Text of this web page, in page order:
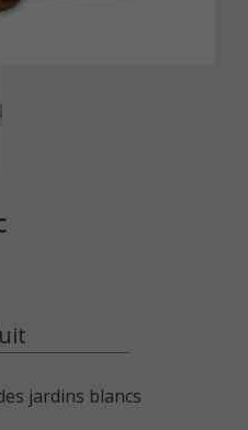
jardins blancs